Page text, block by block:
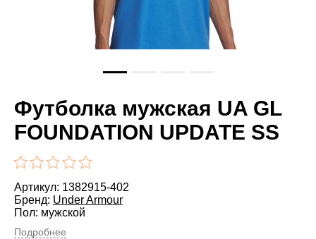
Футболка мужская UA GL
FOUNDATION UPDATE SS
Артикул: 1382915-402
Бренд: Under Armour
Пол: мужской
Подробнее